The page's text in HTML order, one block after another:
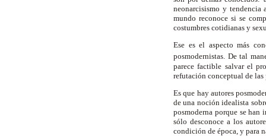
neonarcisismo y tendencia
mundo reconoce si se
costumbres cotidianas y
Ese es el aspecto más
posmodernistas. De tal
parece factible salvar el
refutación conceptual de
Es que hay autores
de una noción idealista
posmoderna porque se han
sólo desconoce a los
condición de época, y para